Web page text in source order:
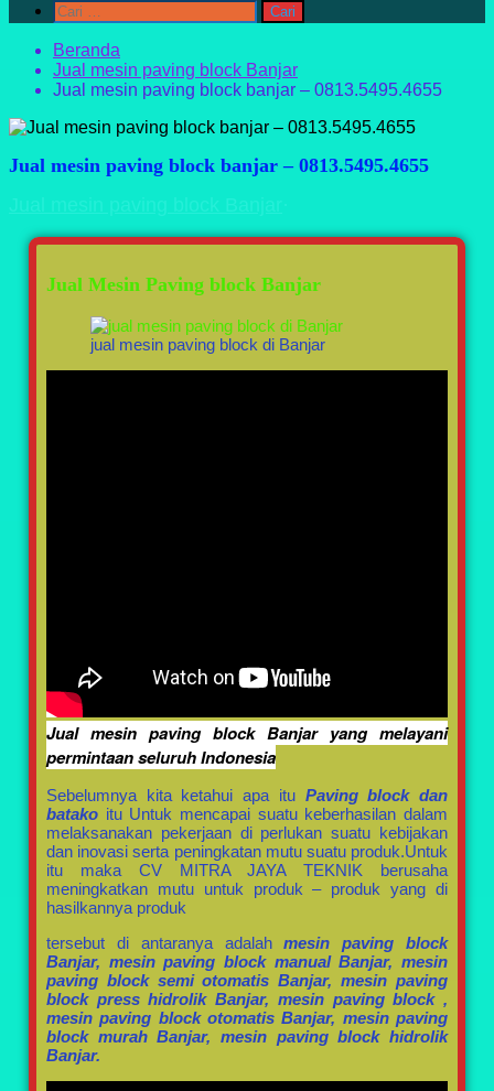
Beranda
Jual mesin paving block Banjar
Jual mesin paving block banjar – 0813.5495.4655
Jual mesin paving block banjar – 0813.5495.4655
Jual mesin paving block Banjar
Jual Mesin Paving block Banjar
jual mesin paving block di Banjar
Jual mesin paving block Banjar yang melayani
permintaan seluruh Indonesia
Sebelumnya kita ketahui apa itu Paving block dan
batako itu Untuk mencapai suatu keberhasilan dalam
melaksanakan pekerjaan di perlukan suatu kebijakan
dan inovasi serta peningkatan mutu suatu produk.Untuk
itu maka CV MITRA JAYA TEKNIK berusaha
meningkatkan mutu untuk produk – produk yang di
hasilkannya produk
tersebut di antaranya adalahmesin paving block
Banjar, mesin paving block manual Banjar, mesin
paving block semi otomatis Banjar, mesin paving
block press hidrolik Banjar, mesin paving block ,
mesin paving block otomatis Banjar, mesin paving
block murah Banjar, mesin paving block hidrolik
Banjar.